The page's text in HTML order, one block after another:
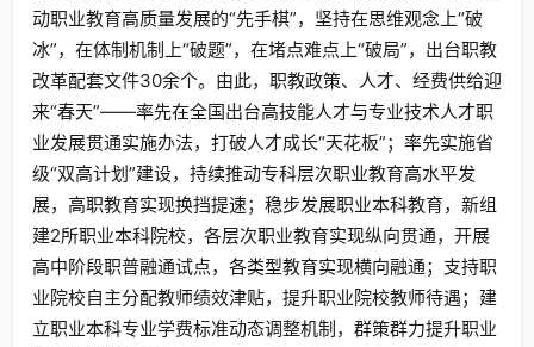
动职业教育高质量发展的“先手棋”，坚持在思维观念上“破
冰”，在体制机制上“破题”，在堵点难点上“破局”，出台职教
改革配套文件30余个。由此，职教政策、人才、经费供给迎
来“春天”——率先在全国出台高技能人才与专业技术人才职
业发展贯通实施办法，打破人才成长“天花板”；率先实施省
级“双高计划”建设，持续推动专科层次职业教育高水平发
展，高职教育实现换挡提速；稳步发展职业本科教育，新组
建2所职业本科院校，各层次职业教育实现纵向贯通，开展
高中阶段职普融通试点，各类型教育实现横向融通；支持职
业院校自主分配教师绩效津贴，提升职业院校教师待遇；建
立职业本科专业学费标准动态调整机制，群策群力提升职业